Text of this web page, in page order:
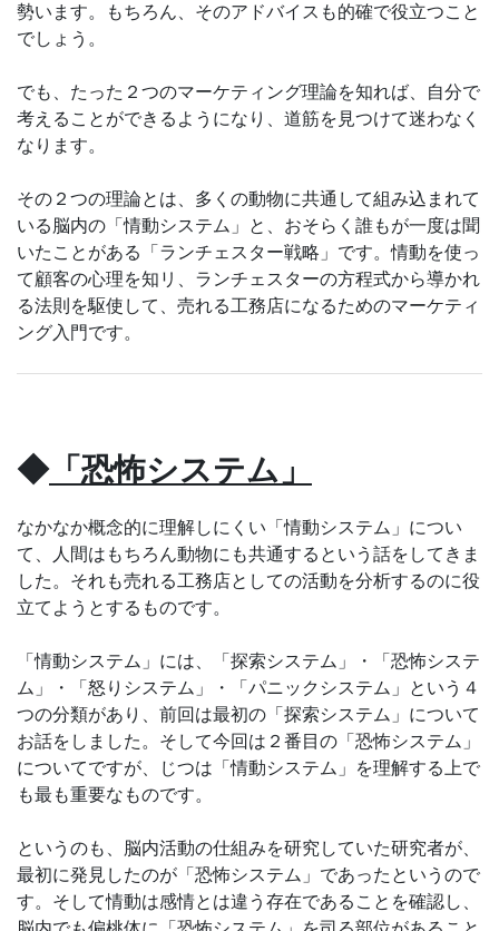
勢います。もちろん、そのアドバイスも的確で役立つこと
でしょう。
でも、たった２つのマーケティング理論を知れば、自分で
考えることができるようになり、道筋を見つけて迷わなく
なります。
その２つの理論とは、多くの動物に共通して組み込まれて
いる脳内の「情動システム」と、おそらく誰もが一度は聞
いたことがある「ランチェスター戦略」です。情動を使っ
て顧客の心理を知リ、ランチェスターの方程式から導かれ
る法則を駆使して、売れる工務店になるためのマーケティ
ング入門です。
◆「恐怖システム」
なかなか概念的に理解しにくい「情動システム」につい
て、人間はもちろん動物にも共通するという話をしてきま
した。それも売れる工務店としての活動を分析するのに役
立てようとするものです。
「情動システム」には、「探索システム」・「恐怖システ
ム」・「怒りシステム」・「パニックシステム」という４
つの分類があり、前回は最初の「探索システム」について
お話をしました。そして今回は２番目の「恐怖システム」
についてですが、じつは「情動システム」を理解する上で
も最も重要なものです。
というのも、脳内活動の仕組みを研究していた研究者が、
最初に発見したのが「恐怖システム」であったというので
す。そして情動は感情とは違う存在であることを確認し、